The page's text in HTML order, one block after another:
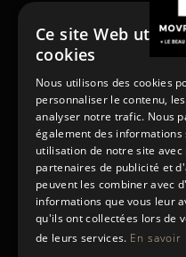
Ce site Web utilise
cookies
Nous utilisons des cookies
personnaliser le contenu,
analyser notre trafic. Nous
également des informations
utilisation de notre site avec
partenaires de publicité et
peuvent les combiner avec
informations que vous leur
qu'ils ont collectées lors de
de leurs services. En savoir